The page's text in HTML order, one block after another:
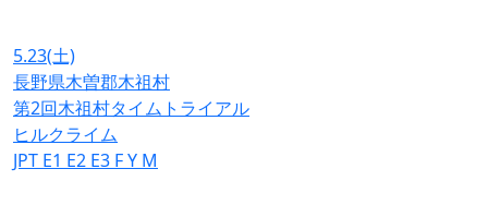
5.23(土)
長野県木曽郡木祖村
第2回木祖村タイムトライアル
ヒルクライム
JPT E1 E2 E3 FY M